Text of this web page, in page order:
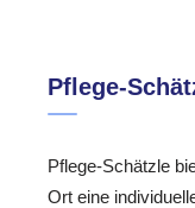
Pflege-
Pflege-Schätzle
Ort eine